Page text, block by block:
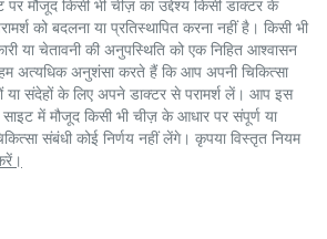
पर मौजूद किसी भी चीज़ का उद्देश्य किसी डाक्टर के
को बदलना या प्रतिस्थापित करना नहीं है। किसी भी
या चेतावनी की अनुपस्थिति को एक निहित आश्वासन
अत्यधिक अनुशंसा करते हैं कि आप अपनी चिकित्सा
या संदेहों के लिए अपने डाक्टर से परामर्श लें। आप इस
में मौजूद किसी भी चीज़ के आधार पर संपूर्ण या
संबंधी कोई निर्णय नहीं लेंगे। कृपया विस्तृत नियम